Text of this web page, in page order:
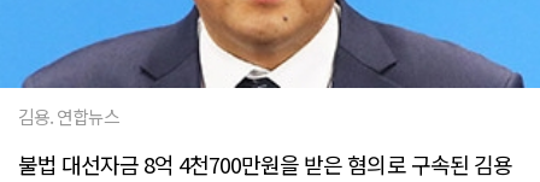
김용. 연합뉴스
불법 대선자금 8억 4천700만원을 받은 혐의로 구속된 김용